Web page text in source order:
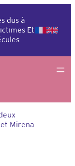
dus à
ictimes Et
Mirena